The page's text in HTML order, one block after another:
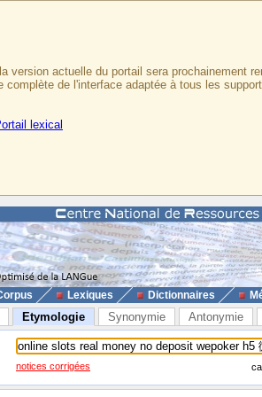
version actuelle du portail sera prochainement
complète de l'interface adaptée à tous les
lexical
Lexiques Dictionnaires
Etymologie Synonymie Antonymie
notices corrigées